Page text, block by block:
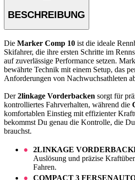
BESCHREIBUNG
Die Marker Comp 10 ist die ideale
Skifahrer, die ihre ersten Schritte im
auf zuverlässige Performance setzen.
bewährte Technik mit einem Setup, das
Anforderungen von Nachwuchsathleten
Der2linkage Vorderbacken sorgt für
kontrolliertes Fahrverhalten, während die
komfortablen Einstieg mit effizienter
bekommst Du genau die Kontrolle, die
brauchst.
2LINKAGE
Auslösung und präzise
Fahren.
COMPACT 3